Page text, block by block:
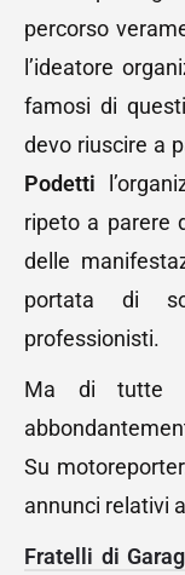
percorso
l’ideatore
famosi di
devo riuscire a
Podetti
ripeto a parere
delle
portata di
professionisti.
Ma di tutte
Su
annunci relativi
Fratelli di